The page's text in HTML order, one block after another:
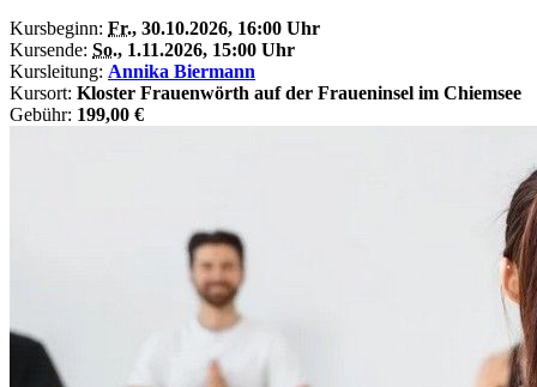
Kursbeginn: Fr., 30.10.2026, 16:00 Uhr
Kursende: So., 1.11.2026, 15:00 Uhr
Kursleitung: Annika Biermann
Kursort: Kloster Frauenwörth auf der Fraueninsel im Chiemsee
Gebühr: 199,00 €